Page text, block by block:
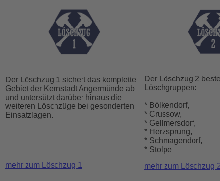
Der Löschzug 1 sichert das komplette
Gebiet der Kernstadt Angermünde ab
und untersützt darüber hinaus die
weiteren Löschzüge bei gesonderten
Einsatzlagen.
mehr zum Löschzug 1
Der Löschzug 2
Löschgruppen:
* Bölkendorf,
* Crussow,
* Gellmersdorf,
* Herzsprung,
* Schmagendorf,
* Stolpe
mehr zum Löschzug